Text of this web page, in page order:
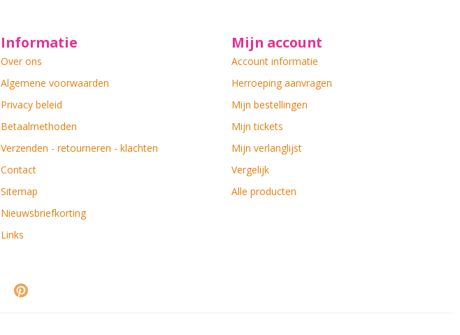
Informatie
Over ons
Algemene voorwaarden
Privacy beleid
Betaalmethoden
Verzenden - retourneren - klachten
Contact
Sitemap
Nieuwsbriefkorting
Links
Mijn account
Account informatie
Herroeping aanvragen
Mijn bestellingen
Mijn tickets
Mijn verlanglijst
Vergelijk
Alle producten